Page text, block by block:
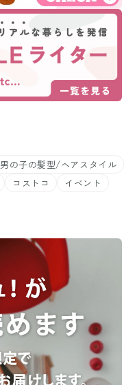
男の子の髪型/ヘアスタイル
コストコ
イベント